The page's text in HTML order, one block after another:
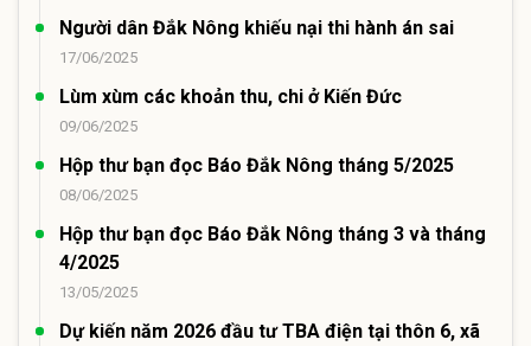
Người dân Đắk Nông khiếu nại thi hành án sai
17/06/2025
Lùm xùm các khoản thu, chi ở Kiến Đức
09/06/2025
Hộp thư bạn đọc Báo Đắk Nông tháng 5/2025
08/06/2025
Hộp thư bạn đọc Báo Đắk Nông tháng 3 và tháng
4/2025
13/05/2025
Dự kiến năm 2026 đầu tư TBA điện tại thôn 6, xã